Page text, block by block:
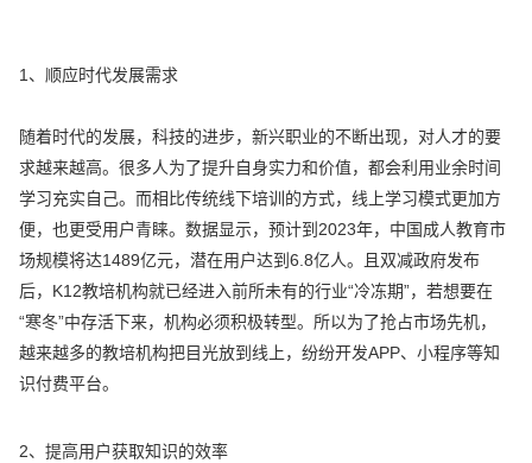
1、顺应时代发展需求
随着时代的发展，科技的进步，新兴职业的不断出现，对人才的要
求越来越高。很多人为了提升自身实力和价值，都会利用业余时间
学习充实自己。而相比传统线下培训的方式，线上学习模式更加方
便，也更受用户青睐。数据显示，预计到2023年，中国成人教育市
场规模将达1489亿元，潜在用户达到6.8亿人。且双减政府发布
后，K12教培机构就已经进入前所未有的行业“冷冻期”，若想要在
“寒冬”中存活下来，机构必须积极转型。所以为了抢占市场先机，
越来越多的教培机构把目光放到线上，纷纷开发APP、小程序等知
识付费平台。
2、提高用户获取知识的效率